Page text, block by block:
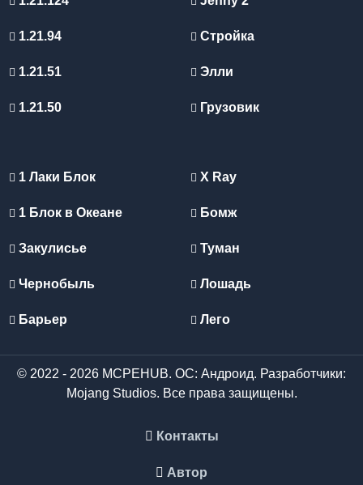
1.21.94
1.21.51
1.21.50
Стройка
Элли
Грузовик
1 Лаки Блок
1 Блок в Океане
Закулисье
Чернобыль
Барьер
X Ray
Бомж
Туман
Лошадь
Лего
© 2022 - 2026 MCPEHUB. ОС: Андроид. Разработчики:
Mojang Studios. Все права защищены.
Контакты
Автор